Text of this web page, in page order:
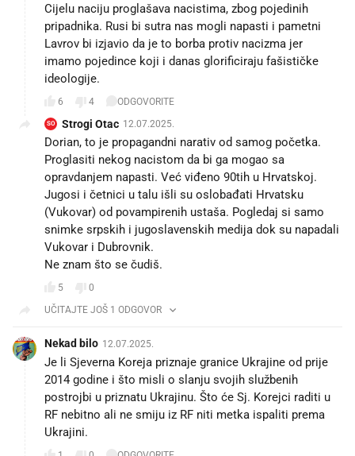
Cijelu naciju proglašava nacistima, zbog pojedinih
pripadnika. Rusi bi sutra nas mogli napasti i pametni
Lavrov bi izjavio da je to borba protiv nacizma jer
imamo pojedince koji i danas glorificiraju fašističke
ideologije.
6 4 ODGOVORITE
SO Strogi Otac 12.07.2025.
Dorian, to je propagandni narativ od samog početka.
Proglasiti nekog nacistom da bi ga mogao sa
opravdanjem napasti. Već viđeno 90tih u Hrvatskoj.
Jugosi i četnici u talu išli su oslobađati Hrvatsku
(Vukovar) od povampirenih ustaša. Pogledaj si samo
snimke srpskih i jugoslavenskih medija dok su napadali
Vukovar i Dubrovnik.
Ne znam što se čudiš.
5
0
UČITAJTE JOŠ 1 ODGOVOR
Nekad bilo 12.07.2025.
Je li Sjeverna Koreja priznaje granice Ukrajine od prije
2014 godine i što misli o slanju svojih službenih
postrojbi u priznatu Ukrajinu. Što će Sj. Korejci raditi u
RF nebitno ali ne smiju iz RF niti metka ispaliti prema
Ukrajini.